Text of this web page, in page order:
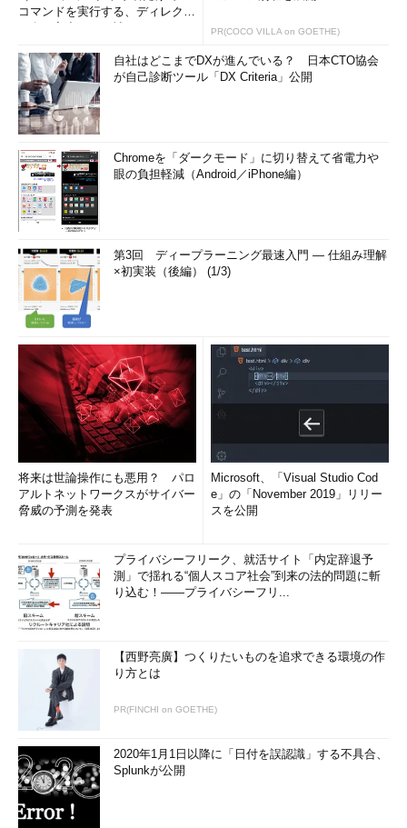
コマンドを実行する、ディレクト
PR(COCO VILLA on GOETHE)
自社はどこまでDXが進んでいる？ 日本CTO協会
が自己診断ツール「DX Criteria」公開
Chromeを「ダークモード」に切り替えて省電力や
眼の負担軽減（Android／iPhone編）
第3回 ディープラーニング最速入門 ― 仕組み理解
×初実装（後編） (1/3)
将来は世論操作にも悪用？ パロ
アルトネットワークスがサイバー
脅威の予測を発表
Microsoft、「Visual Studio Cod
e」の「November 2019」リリー
スを公開
プライバシーフリーク、就活サイト「内定辞退予
測」で揺れる“個人スコア社会”到来の法的問題に斬
り込む！――プライバシーフリ...
【西野亮廣】つくりたいものを追求できる環境の作
り方とは
PR(FINCHI on GOETHE)
2020年1月1日以降に「日付を誤認識」する不具合、
Splunkが公開